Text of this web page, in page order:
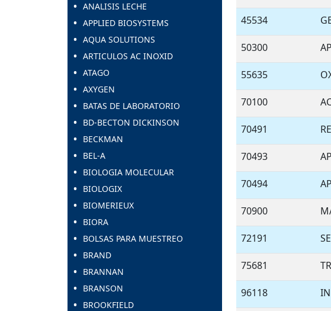
ANALISIS LECHE
APPLIED BIOSYSTEMS
AQUA SOLUTIONS
ARTICULOS AC INOXID
ATAGO
AXYGEN
BATAS DE LABORATORIO
BD-BECTON DICKINSON
BECKMAN
BEL-A
BIOLOGIA MOLECULAR
BIOLOGIX
BIOMERIEUX
BIORA
BOLSAS PARA MUESTREO
BRAND
BRANNAN
BRANSON
BROOKFIELD
45534
50300
55635
70100
70491
70493
70494
70900
72191
75681
96118